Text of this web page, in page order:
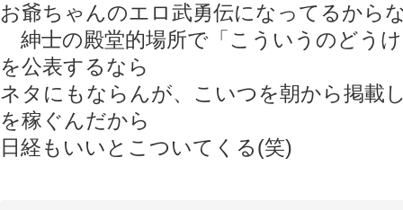
お爺ちゃんのエロ武勇伝になってるから
紳士の殿堂的場所で「こういうのどう
を公表するなら
ネタにもならんが、こいつを朝から掲載
を稼ぐんだから
日経もいいとこついてくる(笑)